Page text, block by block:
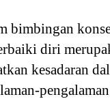
bimbingan
diri
kesadaran